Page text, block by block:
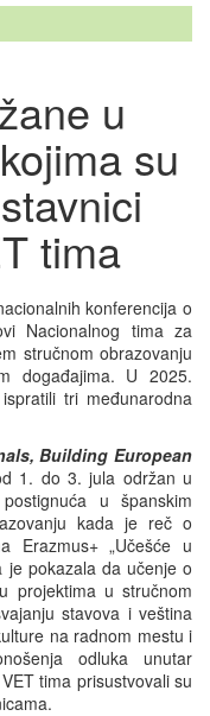
u
su
tima
konferencija o
Nacionalnog tima za
stručnom obrazovanju
događajima. U 2025.
tri međunarodna
Building European
1. do 3. jula održan u
u španskim
kada je reč o
Erazmus+ „Učešće u
je pokazala da učenje o
projektima u stručnom
stavova i veština
na radnom mestu i
odluka unutar
tima prisustvovali su